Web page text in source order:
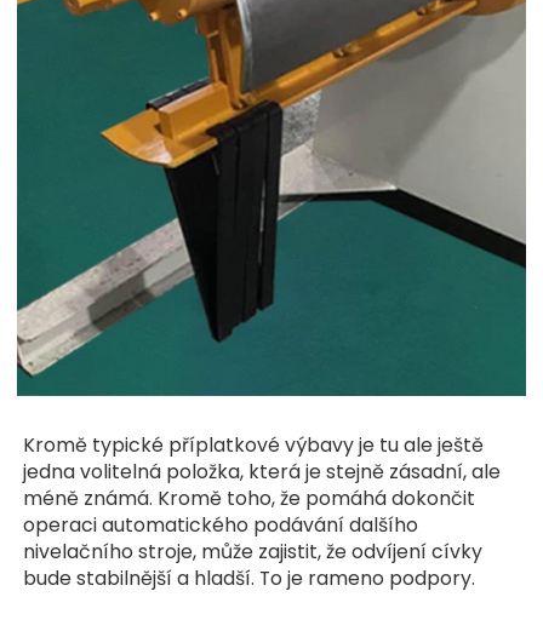
Kromě typické příplatkové výbavy je tu ale ještě
jedna volitelná položka, která je stejně zásadní, ale
méně známá. Kromě toho, že pomáhá dokončit
operaci automatického podávání dalšího
nivelačního stroje, může zajistit, že odvíjení cívky
bude stabilnější a hladší. To je rameno podpory.